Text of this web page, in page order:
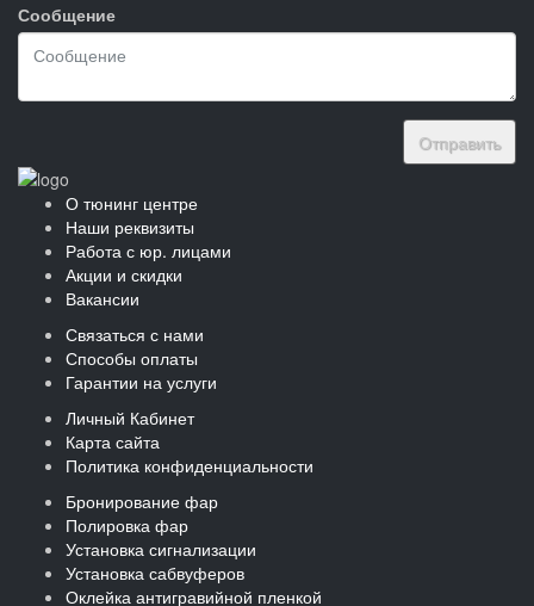
Сообщение
Отправить
О тюнинг центре
Наши реквизиты
Работа с юр. лицами
Акции и скидки
Вакансии
Связаться с нами
Способы оплаты
Гарантии на услуги
Личный Кабинет
Карта сайта
Политика конфиденциальности
Бронирование фар
Полировка фар
Установка сигнализации
Установка сабвуферов
Оклейка антигравийной пленкой